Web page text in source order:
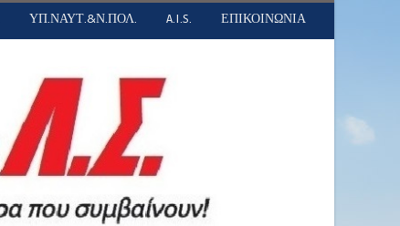
ΥΠ.ΝΑΥΤ.&Ν.ΠΟΛ. A.I.S. ΕΠΙΚΟΙΝΩΝΙΑ